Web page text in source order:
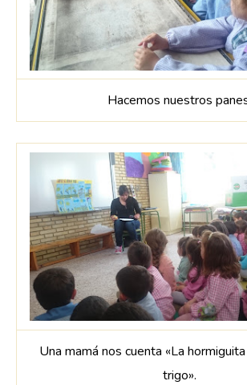
Hacemos nuestros
Una mamá nos cuenta «La
trigo».